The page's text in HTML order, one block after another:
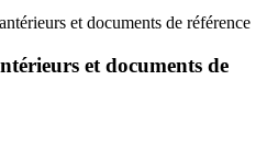
et documents de référence
et documents de